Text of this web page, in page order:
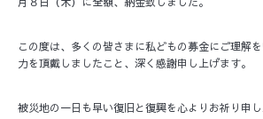
この度は、多くの皆さまに私どもの募金にご理解
力を頂戴しましたこと、深く感謝申し上げます。
被災地の一日も早い復旧と復興を心よりお祈り申し